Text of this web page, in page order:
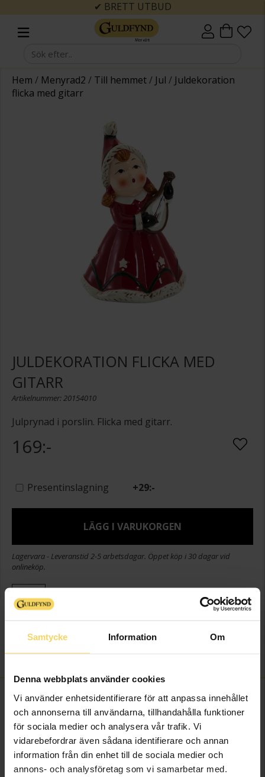
Samtycke Information Om
Denna webbplats använder cookies
Vi använder enhetsidentifierare för att anpassa innehållet
och annonserna till användarna, tillhandahålla funktioner
för sociala medier och analysera vår trafik. Vi
vidarebefordrar även sådana identifierare och annan
information från din enhet till de sociala medier och
annons- och analysföretag som vi samarbetar med.
✔ BRETT UTBUD
Hem / Menyrad2 / Till hemmet/ Jul / Juldekoration
flicka med gitarr
JULDEKORATION FLICKA MED
GITARR
Artikelnummer: 20154010
Julprynad i porslin. Flicka med gitarr.
169:-
Presentinslagning +29:-
LÄGG I VARUKORGEN
Lagervara - Leveranstid 2-5 arbetsdagar. Öppet köp i 30 dagar vid
onlineköp.
Info
Varumärke
Guldfynd
Material
FINNS OCKSÅ SOM